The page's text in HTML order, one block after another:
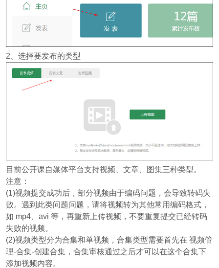
2、选择要发布的类型
目前公开课自媒体平台支持视频、文章、图集三种类型。
注意：
(1)视频提交成功后，部分视频由于编码问题，会导致转码失
败。遇到此类问题问题，请将视频转为其他常用编码格式，
如 mp4、avi 等，再重新上传视频，不要重复提交已经转码
失败的视频。
(2)视频类型分为合集和单视频，合集类型需要首先在 视频管
理-合集-创建合集，合集审核通过之后才可以在这个合集下
添加视频内容。